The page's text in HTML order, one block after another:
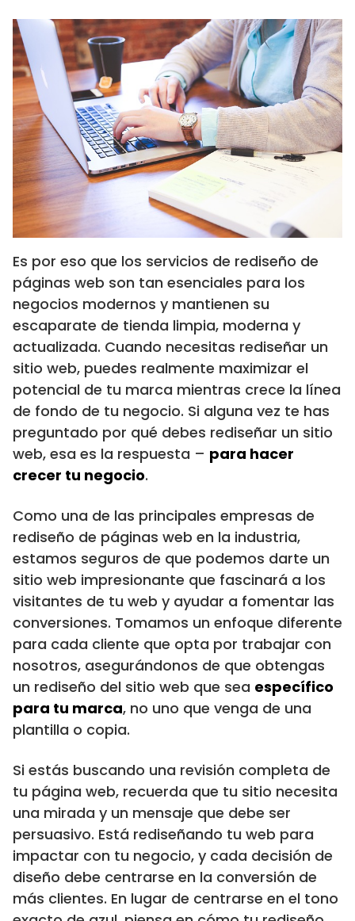
Es por eso que los servicios de rediseño de
páginas web son tan esenciales para los
negocios modernos y mantienen su
escaparate de tienda limpia, moderna y
actualizada. Cuando necesitas rediseñar un
sitio web, puedes realmente maximizar el
potencial de tu marca mientras crece la línea
de fondo de tu negocio. Si alguna vez te has
preguntado por qué debes rediseñar un sitio
web, esa es la respuesta – para hacer
crecer tu negocio.
Como una de las principales empresas de
rediseño de páginas web en la industria,
estamos seguros de que podemos darte un
sitio web impresionante que fascinará a los
visitantes de tu web y ayudar a fomentar las
conversiones. Tomamos un enfoque diferente
para cada cliente que opta por trabajar con
nosotros, asegurándonos de que obtengas
un rediseño del sitio web que sea específico
para tu marca, no uno que venga de una
plantilla o copia.
Si estás buscando una revisión completa de
tu página web, recuerda que tu sitio necesita
una mirada y un mensaje que debe ser
persuasivo. Está rediseñando tu web para
impactar con tu negocio, y cada decisión de
diseño debe centrarse en la conversión de
más clientes. En lugar de centrarse en el tono